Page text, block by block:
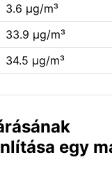
3.6 µg/m³
33.9 µg/m³
34.5 µg/m³
egy